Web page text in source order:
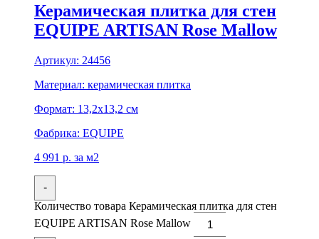
Керамическая плитка для стен
EQUIPE ARTISAN Rose Mallow
Артикул: 24456
Материал: керамическая плитка
Формат: 13,2x13,2 см
Фабрика: EQUIPE
4 991 р. за м2
-
Количество товара Керамическая плитка для стен
EQUIPE ARTISAN Rose Mallow